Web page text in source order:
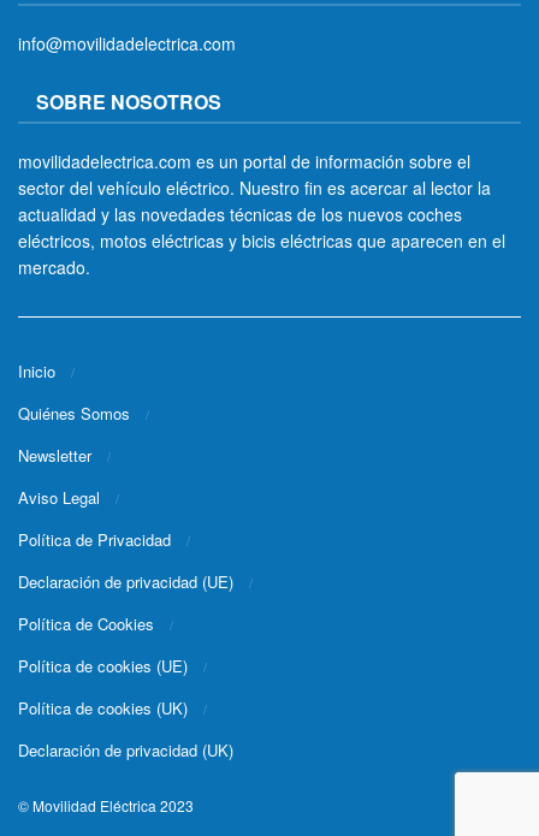
info@movilidadelectrica.com
SOBRE NOSOTROS
movilidadelectrica.com es un portal de información sobre el
sector del vehículo eléctrico. Nuestro fin es acercar al lector la
actualidad y las novedades técnicas de los nuevos coches
eléctricos, motos eléctricas y bicis eléctricas que aparecen en el
mercado.
Inicio
Quiénes Somos
Newsletter
Aviso Legal
Política de Privacidad
Declaración de privacidad (UE)
Política de Cookies
Política de cookies (UE)
Política de cookies (UK)
Declaración de privacidad (UK)
© Movilidad Eléctrica 2023